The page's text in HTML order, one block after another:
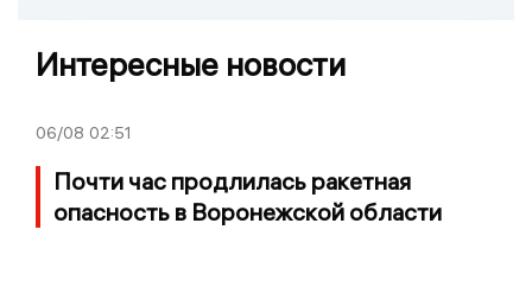
Интересные новости
06/08 02:51
Почти час продлилась ракетная
опасность в Воронежской области